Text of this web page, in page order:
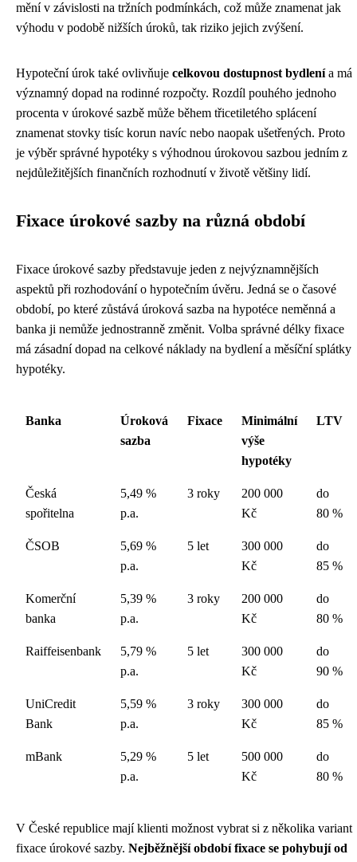
mění v závislosti na tržních podmínkách, což může znamenat jak
výhodu v podobě nižších úroků, tak riziko jejich zvýšení.
Hypoteční úrok také ovlivňuje celkovou dostupnost bydlenía má
významný dopad na rodinné rozpočty. Rozdíl pouhého jednoho
procenta v úrokové sazbě může během třicetiletého splácení
znamenat stovky tisíc korun navíc nebo naopak ušetřených. Proto
je výběr správné hypotéky s výhodnou úrokovou sazbou jedním z
nejdůležitějších finančních rozhodnutí v životě většiny lidí.
Fixace úrokové sazby na různá období
Fixace úrokové sazby představuje jeden z nejvýznamnějších
aspektů při rozhodování o hypotečním úvěru. Jedná se o časové
období, po které zůstává úroková sazba na hypotéce neměnná a
banka ji nemůže jednostranně změnit. Volba správné délky fixace
má zásadní dopad na celkové náklady na bydlení a měsíční splátky
hypotéky.
Banka
Úroková
sazba
Fixace
Minimální
výše
hypotéky
LTV
Česká
spořitelna
5,49 %
p.a.
3 roky
200 000
Kč
do
80 %
ČSOB
5,69 %
p.a.
5 let
300 000
Kč
do
85 %
Komerční
banka
5,39 %
p.a.
3 roky
200 000
Kč
do
80 %
Raiffeisenbank
5,79 %
p.a.
5 let
300 000
Kč
do
90 %
UniCredit
Bank
5,59 %
p.a.
3 roky
300 000
Kč
do
85 %
mBank
5,29 %
p.a.
5 let
500 000
Kč
do
80 %
V České republice mají klienti možnost vybrat si z několika variant
fixace úrokové sazby. Nejběžnější období fixace se pohybují od